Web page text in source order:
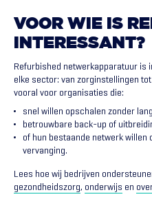
VOOR WIE IS
INTERESSANT?
Refurbished netwerkapparatuur is
elke sector: van zorginstellingen
vooral voor organisaties die:
snel willen opschalen zonder
betrouwbare back-up of
of hun bestaande netwerk
vervanging.
Lees hoe wij bedrijven
gezondheidszorg, onderwijs en